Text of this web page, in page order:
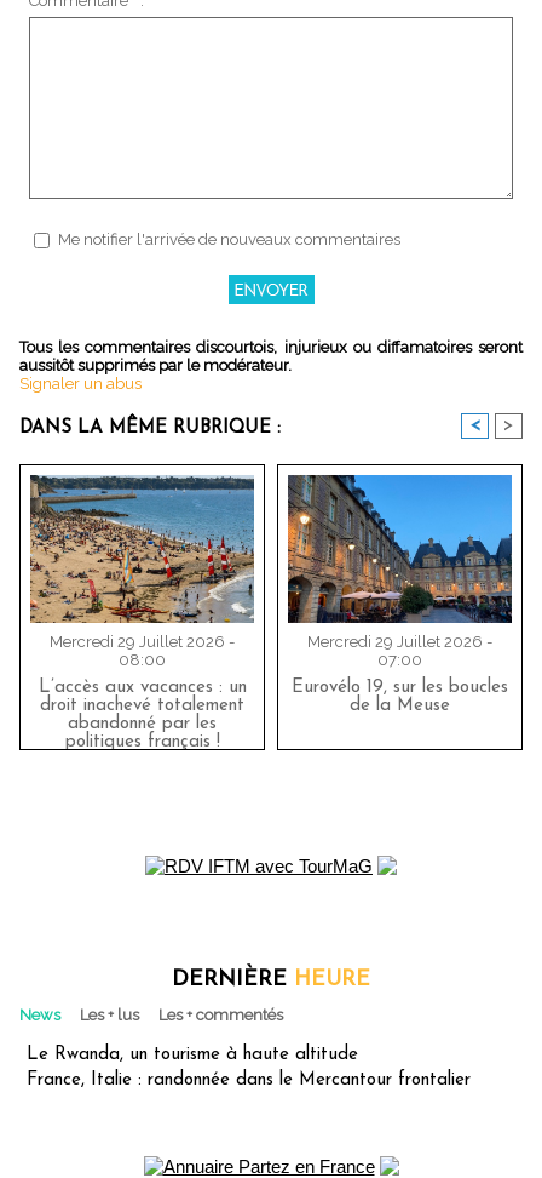
Me notifier l'arrivée de nouveaux commentaires
Tous les commentaires discourtois, injurieux ou diffamatoires seront
aussitôt supprimés par le modérateur.
Signaler un abus
DANS LA MÊME RUBRIQUE : < >
Mercredi 29 Juillet 2026 -
08:00
L’accès aux vacances : un
droit inachevé totalement
abandonné par les
politiques français !
Mercredi 29 Juillet 2026 -
07:00
Eurovélo 19, sur les boucles
de la Meuse
DERNIÈRE HEURE
News Les + lus Les + commentés
Le Rwanda, un tourisme à haute altitude
France, Italie : randonnée dans le Mercantour frontalier